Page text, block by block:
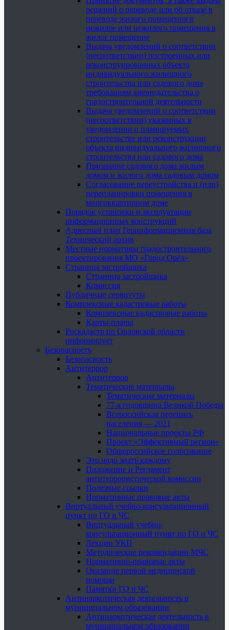
решений о переводе или об отказе в
переводе жилого помещения в
нежилое или нежилого помещения в
жилое помещение
Выдача уведомлений о соответствии
(несоответствии) построенных или
реконструированных объекта
индивидуального жилищного
строительства или садового дома
требованиям законодательства о
градостроительной деятельности
Выдача уведомлений о соответствии
(несоответствии) указанных в
уведомлении о планируемых
строительстве или реконструкции
объекта индивидуального жилищного
строительства или садового дома
Признание садового дома жилым
домом и жилого дома садовым домом
Согласование переустройства и (или)
перепланировки помещения в
многоквартирном доме
Порядок установки и эксплуатации
информационных конструкций
Адресный план Геоинформационная база
Технический архив
Местные нормативы градостроительного
проектирования МО «Город Орёл»
Страница застройщика
Страница застройщика
Комиссия
Публичные сервитуты
Комплексные кадастровые работы
Комплексные кадастровые работы
Карты-планы
Роскадастр по Орловской области
информирует
Безопасность
Безопасность
Антитеррор
Антитеррор
Тематические материалы
Тематические материалы
77-я годовщина Великой Победы
Всероссийская перепись
населения — 2021
Национальные проекты РФ
Проект «Эффективный регион»
Общероссийское голосование
Это надо знать каждому
Положение и Регламент
антитеррористической комиссии
Полезные ссылки
Нормативные правовые акты
Виртуальный учебно-консультационный
пункт по ГО и ЧС
Виртуальный учебно-
консультационный пункт по ГО и ЧС
Лекции УКП
Методические рекомендации МЧС
Нормативно-правовые акты
Оказание первой медицинской
помощи
Памятки ГО и ЧС
Антинаркотическая деятельность в
муниципальном образовании
Антинаркотическая деятельность в
муниципальном образовании